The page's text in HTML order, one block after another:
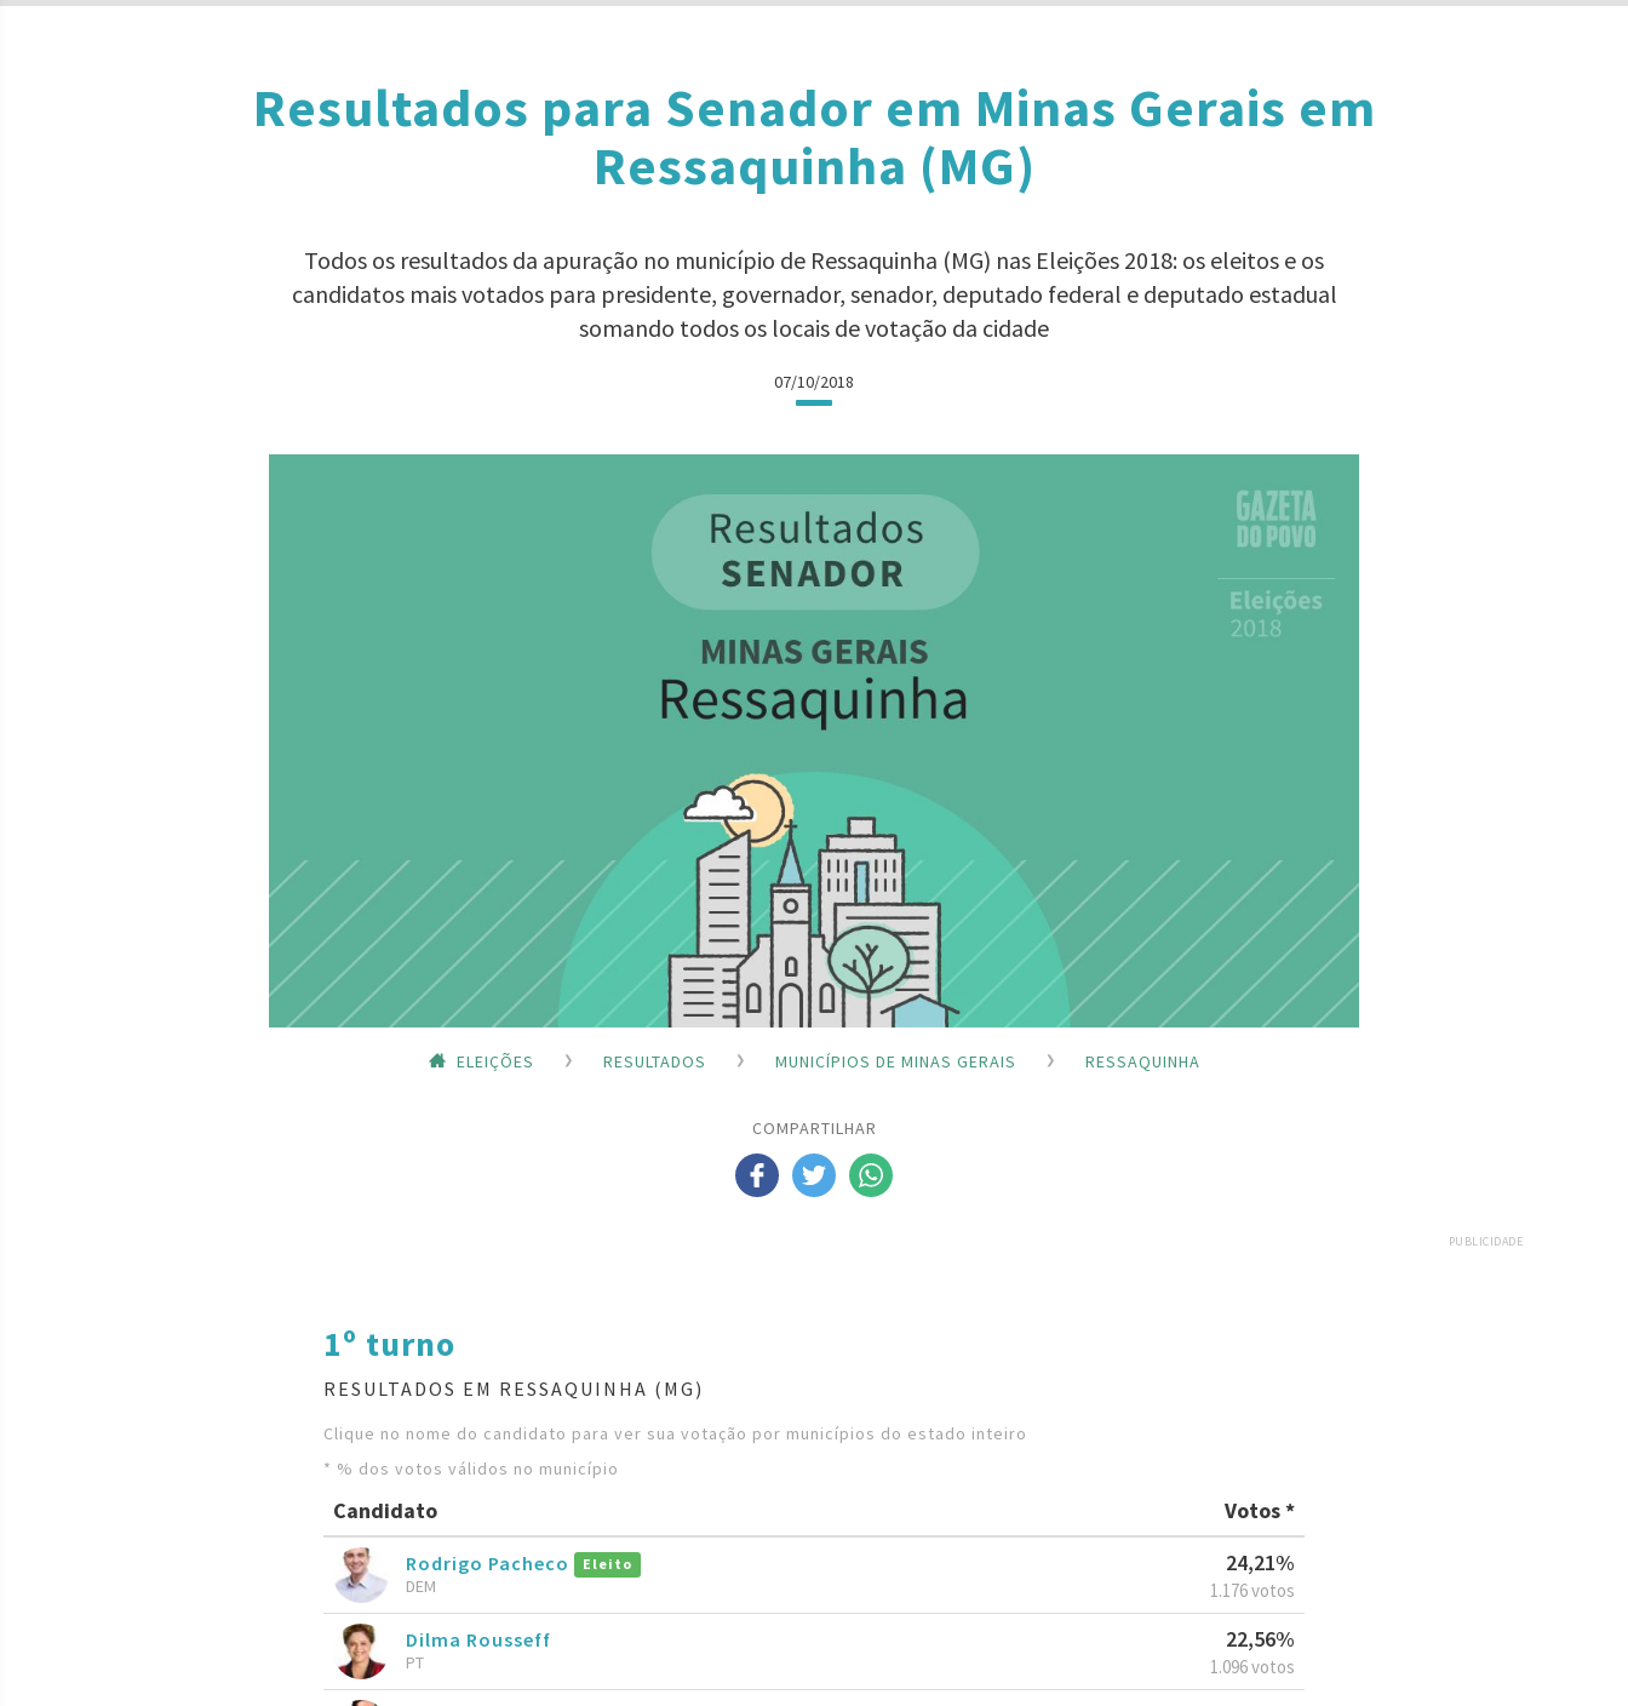
Resultados para Senador em Minas Gerais em
Ressaquinha (MG)
Todos os resultados da apuração no município de Ressaquinha (MG) nas Eleições 2018: os eleitos e os
candidatos mais votados para presidente, governador, senador, deputado federal e deputado estadual
somando todos os locais de votação da cidade
07/10/2018
ELEIÇÕES RESULTADOS MUNICÍPIOS DE MINAS GERAIS RESSAQUINHA
COMPARTILHAR
PUBLICIDADE
1º turno
RESULTADOS EM RESSAQUINHA (MG)
Clique no nome do candidato para ver sua votação por municípios do estado inteiro
* % dos votos válidos no município
Candidato Votos *
Rodrigo Pacheco Eleito
DEM
24,21%
1.176 votos
Dilma Rousseff
PT
22,56%
1.096 votos